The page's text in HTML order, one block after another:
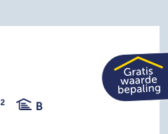
2
B